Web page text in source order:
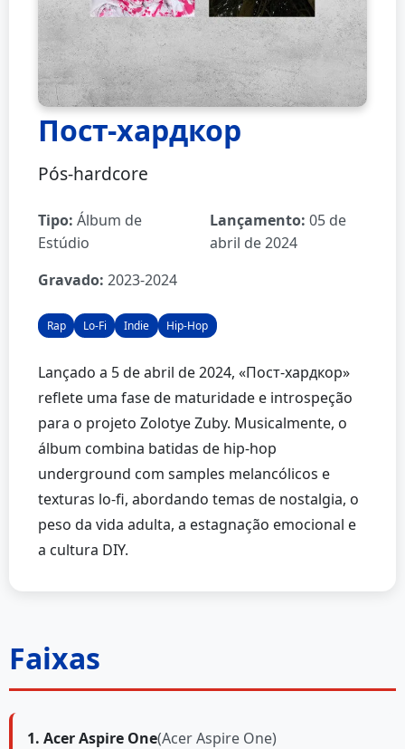
Пост-хардкор
Pós-hardcore
Tipo: Álbum de
Estúdio
Lançamento: 05 de
abril de 2024
Gravado: 2023-2024
Rap Lo-Fi Indie Hip-Hop
Lançado a 5 de abril de 2024, «Пост-хардкор»
reflete uma fase de maturidade e introspeção
para o projeto Zolotye Zuby. Musicalmente, o
álbum combina batidas de hip-hop
underground com samples melancólicos e
texturas lo-fi, abordando temas de nostalgia, o
peso da vida adulta, a estagnação emocional e
a cultura DIY.
Faixas
1. Acer Aspire One(Acer Aspire One)